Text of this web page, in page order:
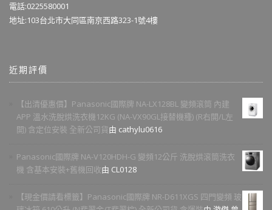
電話:0225580001
地址:103台北市大同區南京西路323-1號4樓
近期評價
【出清優惠價】Panasonic國際牌 NA-LX128BL 變頻滾筒 內建
APP 溫水洗脫烘洗衣機12KG (NA-VX90GL接替機種) (R右開/L左
開) 含定位安裝 全新公司貨由 cathylu0616
Panasonic國際牌 NA-V120HDH-G 變頻12公斤 洗脫烘滾筒洗衣
機 含基本安裝+舊機回收由 CL0128
【現金價請看標籤】Panasonic國際牌 NR-D611XGS 四門變頻 玻